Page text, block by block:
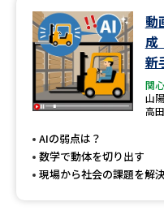
動
成
新
関
山
高
AIの弱点は？
数学で動体を切り出す
現場から社会の課題を解